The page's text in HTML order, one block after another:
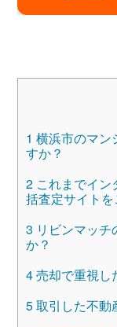
1 横浜市のマン
すか？
2これまでイン
括査定サイト
3 リビンマッ
か？
4売却で重視し
5取引した不動